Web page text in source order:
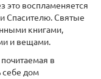
это воспламеняется
Спасителю. Святые
книгами,
и вещами.
в
себе дом